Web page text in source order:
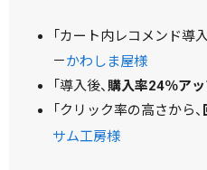
「カート内レコメンド導
－かわしま屋様
「導入後、購入率24％アッ
「クリック率の高さから、
サム工房様